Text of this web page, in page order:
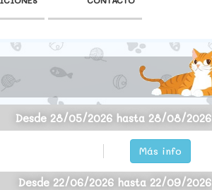
Desde 28/05/2026 hasta 28/08/2026
Más info
Desde 22/06/2026 hasta 22/09/2026